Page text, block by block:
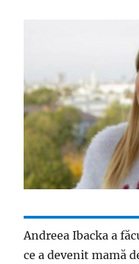
Andreea Ibacka a
ce a devenit mamă